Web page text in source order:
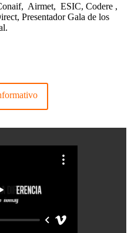
Airmet, ESIC, Codere ,
Presentador Gala de los